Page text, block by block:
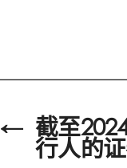
← 截至
行人的